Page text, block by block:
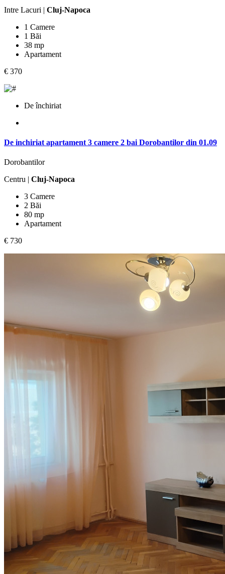
Intre Lacuri | Cluj-Napoca
1 Camere
1 Băi
38 mp
Apartament
€ 370
De închiriat
De inchiriat apartament 3 camere 2 bai Dorobantilor din 01.09
Dorobantilor
Centru | Cluj-Napoca
3 Camere
2 Băi
80 mp
Apartament
€ 730